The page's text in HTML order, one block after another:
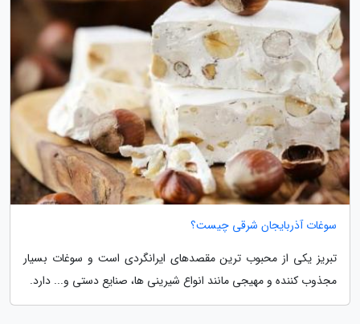
سوغات آذربایجان شرقی چیست؟
تبریز یکی از محبوب ترین مقصدهای ایرانگردی است و سوغات بسیار
مجذوب کننده و مهیجی مانند انواع شیرینی ها، صنایع دستی و... دارد.